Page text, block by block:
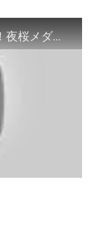
夢中めだかにメダカを買いにいこう！夜桜メダカ 凛華 この時期に導入するの？！【楽めだか】